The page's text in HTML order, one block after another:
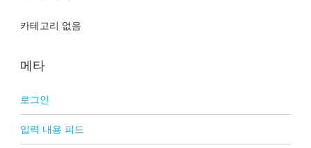
카테고리 없음
메타
로그인
입력 내용 피드